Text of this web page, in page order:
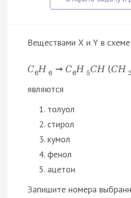
Веществами Х и Y в
C6H 6 → C6H 5CH (CH
являются
толуол
стирол
кумол
фенол
ацетон
Запишите номера